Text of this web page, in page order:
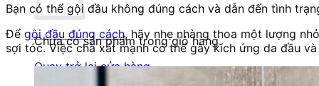
Chưa có sản phẩm trong giỏ hàng.
Quay trở lại cửa hàng
Bạn có thể gội đầu không đúng cách và dẫn đến tình
Để gội đầu đúng cách, hãy nhẹ nhàng thoa một lượng
sợi tóc. Việc chà xát mạnh có thể gây kích ứng da đầu